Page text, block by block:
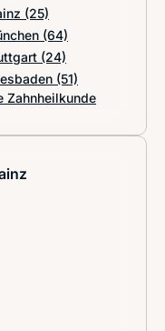
(25)
(64)
(24)
(51)
Zahnheilkunde